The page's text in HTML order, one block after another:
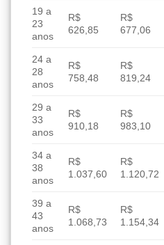
19 a
23
anos
R$
626,85
R$
677,06
24 a
28
anos
R$
758,48
R$
819,24
29 a
33
anos
R$
910,18
R$
983,10
34 a
38
anos
R$
1.037,60
R$
1.120,72
39 a
43
anos
R$
1.068,73
R$
1.154,34